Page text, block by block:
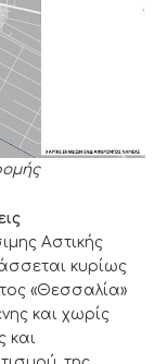
Αστικής
κυρίως
«Θεσσαλία»
και χωρίς
και